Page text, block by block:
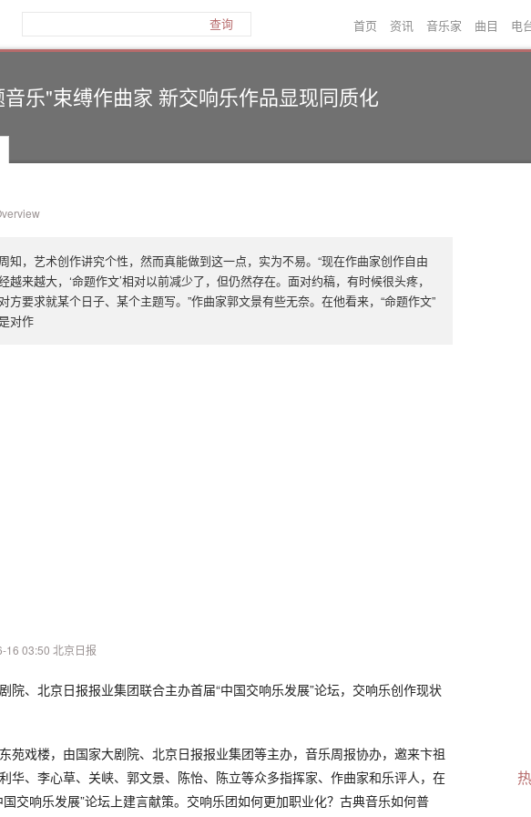
查询 首页 资讯 音乐家 曲目 电
音乐"束缚作曲家 新交响乐作品显现同质化
知，艺术创作讲究个性，然而真能做到这一点，实为不易。“现在作曲家创作自由
越来越大，‘命题作文’相对以前减少了，但仍然存在。面对约稿，有时候很头疼，
方要求就某个日子、某个主题写。”作曲家郭文景有些无奈。在他看来，“命题作文”
对作
16 03:50 北京日报
院、北京日报报业集团联合主办首届“中国交响乐发展”论坛，交响乐创作现状
苑戏楼，由国家大剧院、北京日报报业集团等主办，音乐周报协办，邀来卞祖
华、李心草、关峡、郭文景、陈怡、陈立等众多指挥家、作曲家和乐评人，在
国交响乐发展”论坛上建言献策。交响乐团如何更加职业化？古典音乐如何普